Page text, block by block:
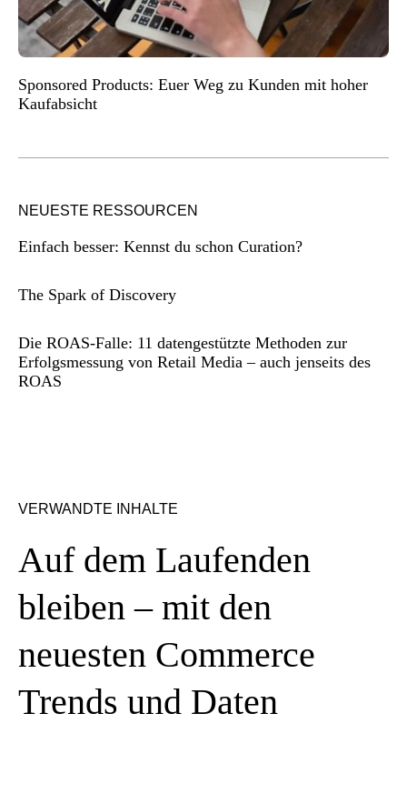
Sponsored Products: Euer Weg zu Kunden mit hoher
Kaufabsicht
NEUESTE RESSOURCEN
Einfach besser: Kennst du schon Curation?
The Spark of Discovery
Die ROAS-Falle: 11 datengestützte Methoden zur
Erfolgsmessung von Retail Media – auch jenseits des
ROAS
VERWANDTE INHALTE
Auf dem Laufenden
bleiben – mit den
neuesten Commerce
Trends und Daten